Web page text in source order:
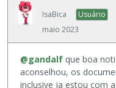
IsaBica
Usuário
maio 2023
@gandalf que boa
aconselhou, os
inclusive ja estou com